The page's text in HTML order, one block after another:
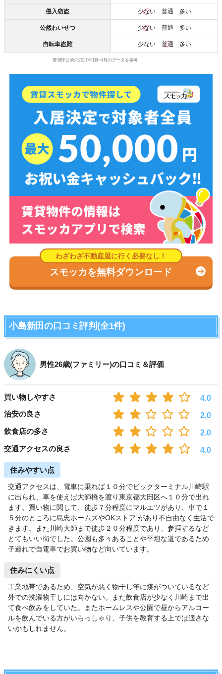
侵入窃盗 少ない普通 多い
公然わいせつ 少ない普通 多い
自転車盗難 少ない 普通 多い
警視庁公表の2017年1月~4月のデータを参考
スモッカを無料ダウンロード
小島新田の口コミ評判(全1件)
男性26歳(ファミリー)の口コミ＆評価
買い物しやすさ
4.0
治安の良さ
2.0
飲食店の多さ
2.0
交通アクセスの良さ
4.0
住みやすい点
交通アクセスは、電車に乗れば１０分でビックターミナル川崎駅
に出られ、車を使えば大師橋を渡り東京都大田区へ１０分で出れ
ます。買い物に関して、徒歩７分程度にマルエツがあり、車で１
５分のところに島忠ホームズやOKストア があり不自由なく生活で
きます。また川崎大師まで徒歩２０分程度であり、参拝するなど
とてもいい街でした。公園も多々あることや平坦な道であるため
子連れで自電車でお買い物など向いています。
住みにくい点
工業地帯であるため、空気が悪く物干し竿に煤がついているなど
外での洗濯物干しには向かない。また飲食店が少なく川崎まで出
て食べ飲みをしていた。またホームレスや公園で昼からアルコー
ルを飲んでいる方がいらっしゃり、子供を教育する上では適さな
いかもしれません。